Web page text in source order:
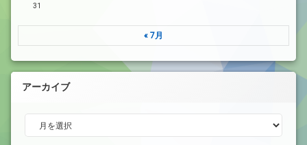
31
« 7月
アーカイブ
アーカイブ